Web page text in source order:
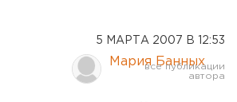
5 МАРТА 2007 В 12:53
Мария Банных